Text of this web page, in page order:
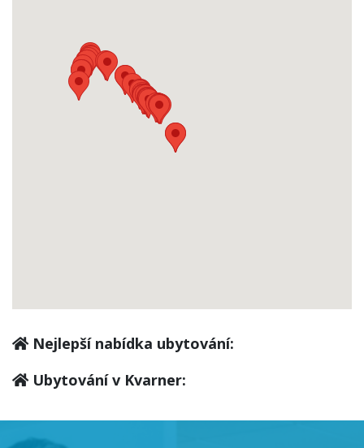
Rijeka(2)
Fužine
Novi Vinodolski(9)
Tribalj(0)
Nejlepší nabídka ubytování:
Ubytování v Kvarner: